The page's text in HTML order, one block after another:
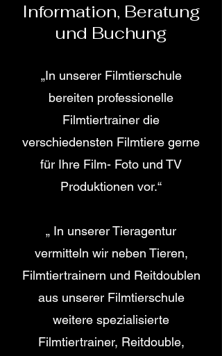
Information, Beratung
und Buchung
„In unserer Filmtierschule
bereiten professionelle
Filmtiertrainer die
verschiedensten Filmtiere gerne
für Ihre Film- Foto und TV
Produktionen vor.“
„ In unserer Tieragentur
vermitteln wir neben Tieren,
Filmtiertrainern und Reitdoublen
aus unserer Filmtierschule
weitere spezialisierte
Filmtiertrainer, Reitdouble,